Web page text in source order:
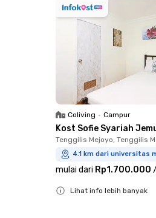
Coliving • Campur
Kost Sofie Syariah
Tenggilis Mejoyo, Tenggilis
4.1 km dari universitas
mulai dari Rp1.700.000 /
Lihat info lebih banyak